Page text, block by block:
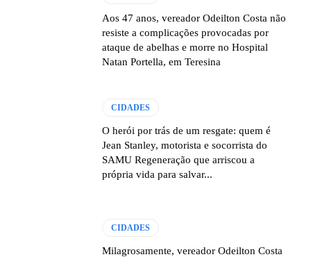
Aos 47 anos, vereador Odeilton Costa não
resiste a complicações provocadas por
ataque de abelhas e morre no Hospital
Natan Portella, em Teresina
CIDADES
O herói por trás de um resgate: quem é
Jean Stanley, motorista e socorrista do
SAMU Regeneração que arriscou a
própria vida para salvar...
CIDADES
Milagrosamente, vereador Odeilton Costa